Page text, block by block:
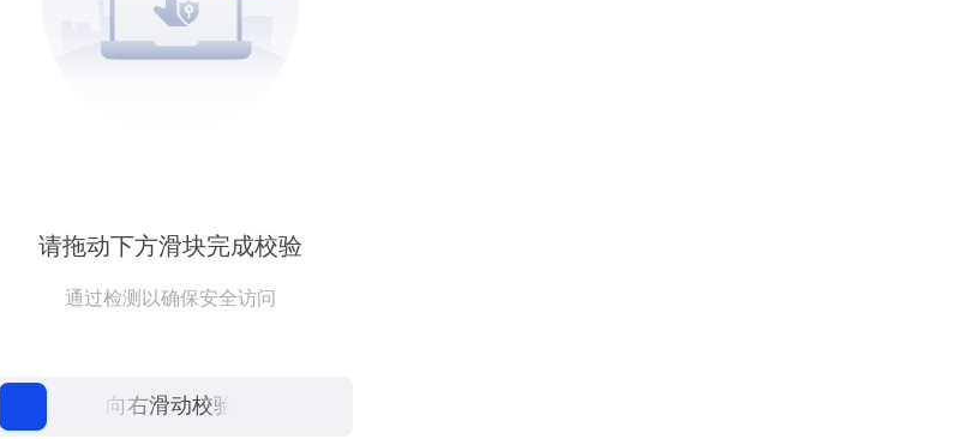
请拖动下方滑块完成校验
通过检测以确保安全访问